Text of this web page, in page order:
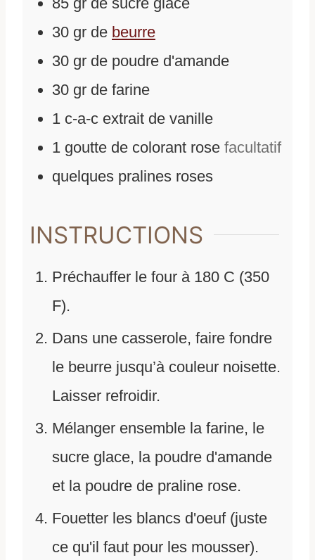
30 gr de beurre
30 gr de poudre d'amande
30 gr de farine
1 c-a-c extrait de vanille
1 goutte de colorant rose facultatif
quelques pralines roses
INSTRUCTIONS
Préchauffer le four à 180 C (350
F).
Dans une casserole, faire fondre
le beurre jusqu’à couleur noisette.
Laisser refroidir.
Mélanger ensemble la farine, le
sucre glace, la poudre d'amande
et la poudre de praline rose.
Fouetter les blancs d'oeuf (juste
ce qu'il faut pour les mousser).